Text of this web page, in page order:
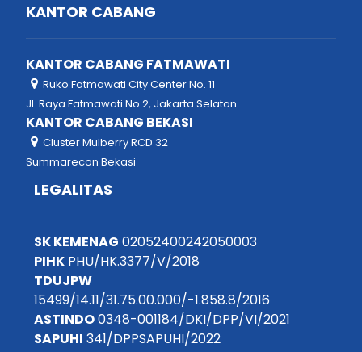
KANTOR CABANG
KANTOR CABANG FATMAWATI
Ruko Fatmawati City Center No. 11
Jl. Raya Fatmawati No.2, Jakarta Selatan
KANTOR CABANG BEKASI
Cluster Mulberry RCD 32
Summarecon Bekasi
LEGALITAS
SK KEMENAG 02052400242050003
PIHK PHU/HK.3377/V/2018
TDUJPW
15499/14.11/31.75.00.000/-1.858.8/2016
ASTINDO0348-001184/DKI/DPP/VI/2021
SAPUHI 341/DPPSAPUHI/2022